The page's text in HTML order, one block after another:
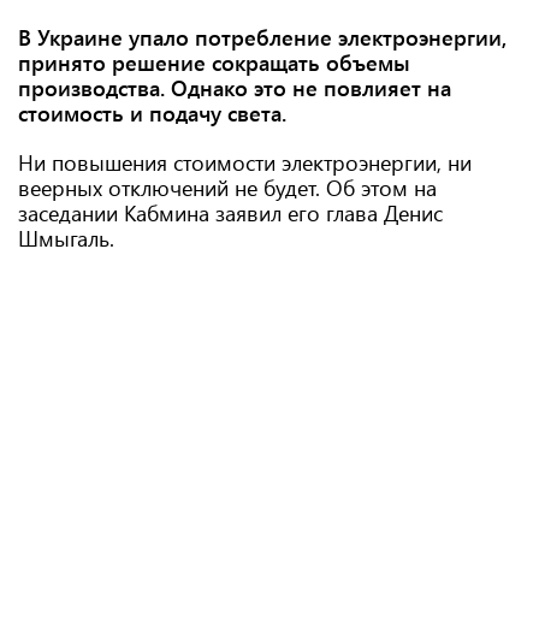
В Украине упало потребление электроэнергии,
принято решение сокращать объемы
производства. Однако это не повлияет на
стоимость и подачу света.
Ни повышения стоимости электроэнергии, ни
веерных отключений не будет. Об этом на
заседании Кабмина заявил его глава Денис
Шмыгаль.